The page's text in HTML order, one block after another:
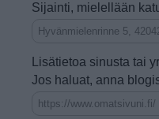
Sijainti, mielellään
Lisätietoa sinusta tai
Jos haluat, anna